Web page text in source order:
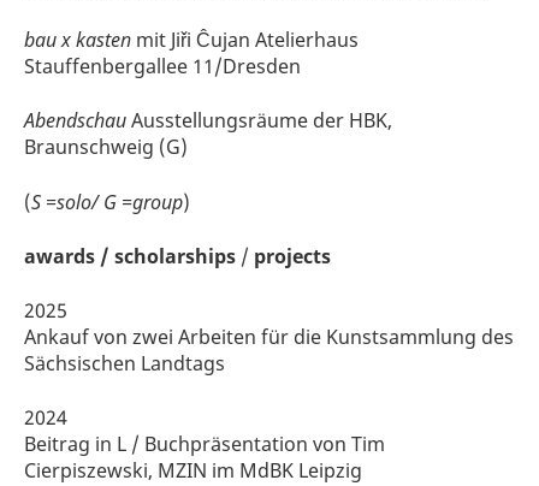
bau x kasten mit Jiři Ĉujan Atelierhaus
Stauffenbergallee 11/Dresden
AbendschauAusstellungsräume der HBK,
Braunschweig (G)
(S =solo/ G =group)
awards / scholarships / projects
2025
Ankauf von zwei Arbeiten für die Kunstsammlung des
Sächsischen Landtags
2024
Beitrag in L / Buchpräsentation von Tim
Cierpiszewski, MZIN im MdBK Leipzig